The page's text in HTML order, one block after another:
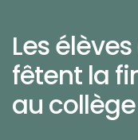
Les
fêtent la
au collège